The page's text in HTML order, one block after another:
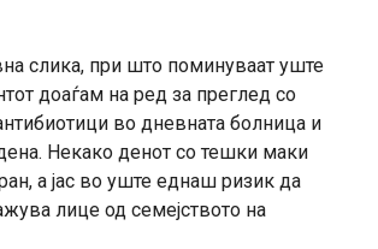
слика, при што поминуваат уште
доаѓам на ред за преглед со
во дневната болница и
Некако денот со тешки маки
а јас во уште еднаш ризик да
лице од семејството на